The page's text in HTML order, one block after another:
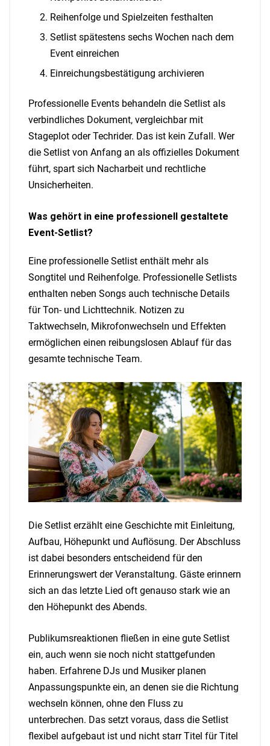
Reihenfolge und Spielzeiten festhalten
Setlist spätestens sechs Wochen nach dem
Event einreichen
Einreichungsbestätigung archivieren
Professionelle Events behandeln die Setlist als
verbindliches Dokument, vergleichbar mit
Stageplot oder Techrider. Das ist kein Zufall. Wer
die Setlist von Anfang an als offizielles Dokument
führt, spart sich Nacharbeit und rechtliche
Unsicherheiten.
Was gehört in eine professionell gestaltete
Event-Setlist?
Eine professionelle Setlist enthält mehr als
Songtitel und Reihenfolge. Professionelle Setlists
enthalten neben Songs auch technische Details
für Ton- und Lichttechnik. Notizen zu
Taktwechseln, Mikrofonwechseln und Effekten
ermöglichen einen reibungslosen Ablauf für das
gesamte technische Team.
Die Setlist erzählt eine Geschichte mit Einleitung,
Aufbau, Höhepunkt und Auflösung. Der Abschluss
ist dabei besonders entscheidend für den
Erinnerungswert der Veranstaltung. Gäste erinnern
sich an das letzte Lied oft genauso stark wie an
den Höhepunkt des Abends.
Publikumsreaktionen fließen in eine gute Setlist
ein, auch wenn sie noch nicht stattgefunden
haben. Erfahrene DJs und Musiker planen
Anpassungspunkte ein, an denen sie die Richtung
wechseln können, ohne den Fluss zu
unterbrechen. Das setzt voraus, dass die Setlist
flexibel aufgebaut ist und nicht starr Titel für Titel